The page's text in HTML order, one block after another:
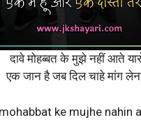
दावे मोहब्बत के मुझे नहीं आते
एक जान है जब दिल चाहे मांग
ke mujhe nahin